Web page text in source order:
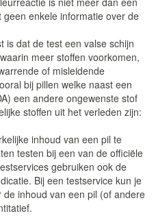
enkele informatie over de
is dat de test een valse schijn
meer stoffen voorkomen,
of misleidende
bij pillen welke naast een
een andere ongewenste stof
stoffen uit het verleden zijn:
inhoud van een pil te
testen bij een van de officiële
gebruiken ook de
Bij een testservice kun je
inhoud van een pil (of andere